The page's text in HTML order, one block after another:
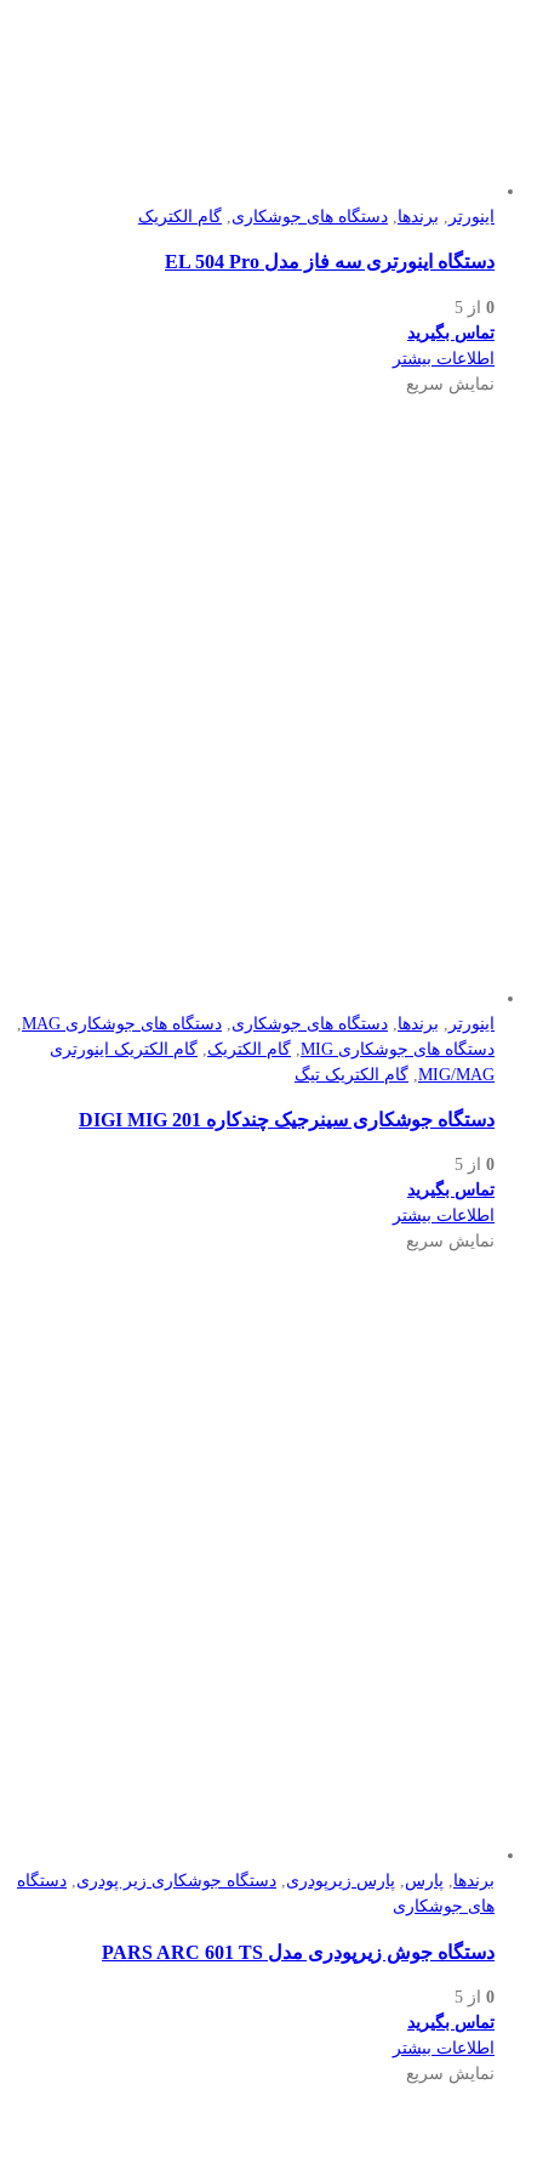
اینورتر برندها دستگاه های جوشکاری گام الکتریک
دستگاه اینورتری سه فاز مدل EL 504 Pro
0 از 5
تماس بگیرید
اطلاعات بیشتر
نمایش سریع
اینورتر برندها دستگاه های جوشکاری دستگاه های جوشکاری MAG
دستگاه های جوشکاری MIG
گام الکتریک گام الکتریک اینورتری
MIG/MAG گام الکتریک تیگ
دستگاه جوشکاری سینرجیک چندکاره DIGI MIG 201
0 از 5
تماس بگیرید
اطلاعات بیشتر
نمایش سریع
برندها, پارس, پارس زیرپودری, دستگاه جوشکاری زیر پودری, دستگاه
های جوشکاری
دستگاه جوش زیرپودری مدل PARS ARC 601 TS
0 از 5
تماس بگیرید
اطلاعات بیشتر
نمایش سریع